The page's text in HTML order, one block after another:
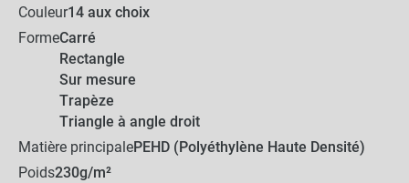
Couleur14 aux choix
FormeCarré
Rectangle
Sur mesure
Trapèze
Triangle à angle droit
Matière principalePEHD (Polyéthylène Haute Densité)
Poids230g/m²